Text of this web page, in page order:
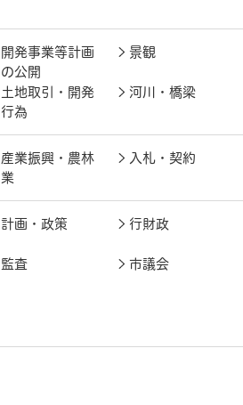
開発事業等計画
の公開
景観
土地取引・開発
行為
河川・橋梁
産業振興・農林
業
入札・契約
計画・政策 行財政
監査 市議会